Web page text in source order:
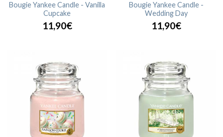
Bougie Yankee Candle - Vanilla
Cupcake
11,90€
Bougie Yankee Candle -
Wedding Day
11,90€